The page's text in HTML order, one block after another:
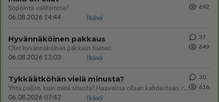
Söpöintä välillämme?
06.08.2026 14:44
Ikävä
692
Hyvännäköinen pakkaus
Olet hyvännäköinen pakkaus nainen.
06.08.2026 13:03
Ikävä
37
649
Tykkäätköhän vielä minusta?
Yhtä paljon, kuin minä sinusta? Haaveissa ollaan kahdestaan, rauhassa ja lähennytään fyysisesti ja tutustutaan syvemmin
06.08.2026 07:42
Ikävä
30
616